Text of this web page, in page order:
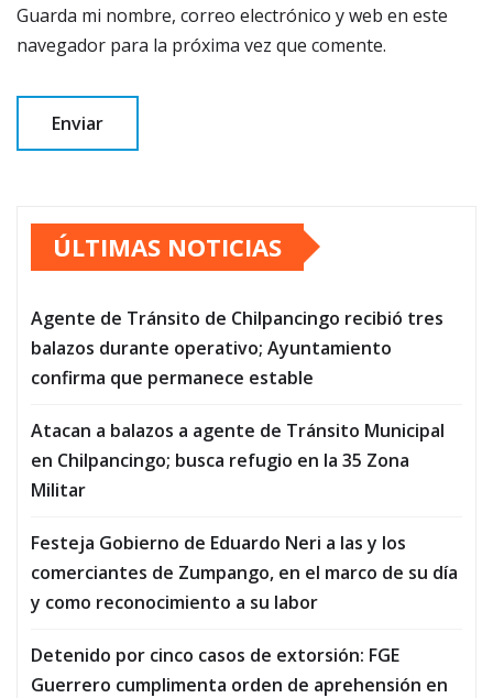
Guarda mi nombre, correo electrónico y web en este
navegador para la próxima vez que comente.
ÚLTIMAS NOTICIAS
Agente de Tránsito de Chilpancingo recibió tres
balazos durante operativo; Ayuntamiento
confirma que permanece estable
Atacan a balazos a agente de Tránsito Municipal
en Chilpancingo; busca refugio en la 35 Zona
Militar
Festeja Gobierno de Eduardo Neri a las y los
comerciantes de Zumpango, en el marco de su día
y como reconocimiento a su labor
Detenido por cinco casos de extorsión: FGE
Guerrero cumplimenta orden de aprehensión en